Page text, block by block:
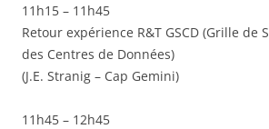
11h15 – 11h45
Retour expérience R&T GSCD (Grille de
des Centres de Données)
(J.E. Stranig – Cap Gemini)
11h45 – 12h45